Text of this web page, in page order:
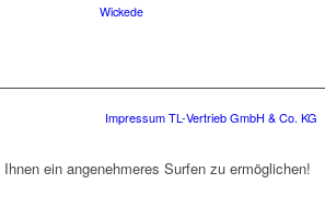
Wickede
Impressum TL-Vertrieb GmbH & Co. KG
ein angenehmeres Surfen zu ermöglichen!